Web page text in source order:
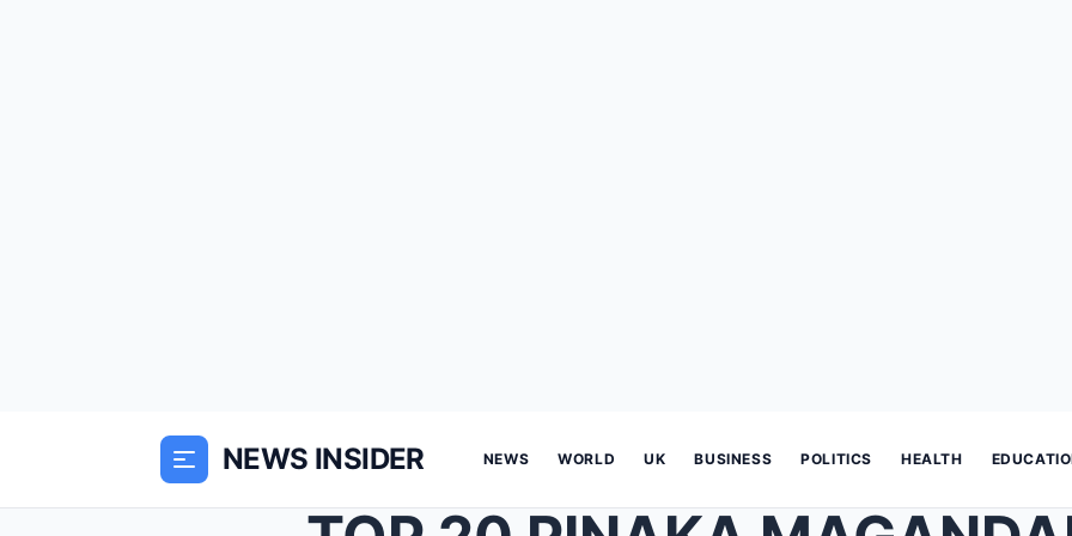
NEWS INSIDER NEWS WORLD UK BUSINESS POLITICS HEALTH